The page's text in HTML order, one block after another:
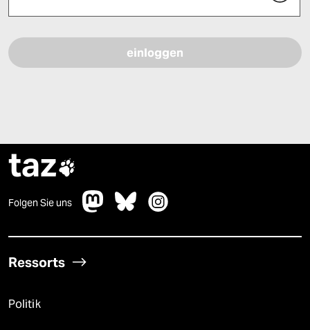
taz
Folgen Sie uns
Ressorts
Politik